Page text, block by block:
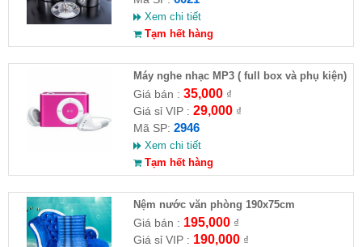
Xem chi tiết
Tạm hết hàng
Máy nghe nhạc MP3 ( full box và phụ kiện)
Giá bán : 35,000₫
Giá sỉ VIP : 29,000₫
Mã SP: 2946
Xem chi tiết
Tạm hết hàng
Nệm nước văn phòng 190x75cm
Giá bán : 195,000₫
Giá sỉ VIP : 190,000₫